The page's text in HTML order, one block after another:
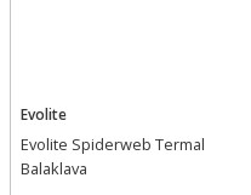
Evolite
Evolite Spiderweb Termal
Balaklava